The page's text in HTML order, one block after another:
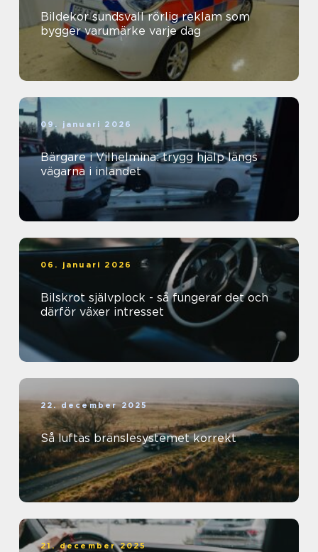
Bildekor sundsvall rörlig reklam som
bygger varumärke varje dag
09. januari 2026
Bärgare i Vilhelmina: trygg hjälp längs
vägarna i inlandet
06. januari 2026
Bilskrot självplock - så fungerar det och
därför växer intresset
22. december 2025
Så luftas bränslesystemet korrekt
21. december 2025